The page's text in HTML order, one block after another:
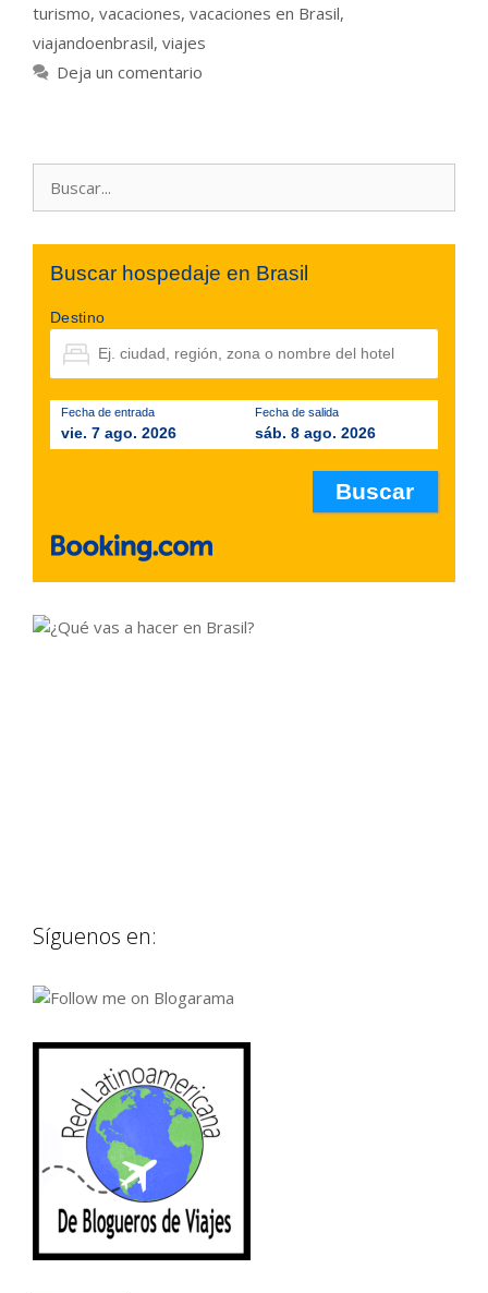
turismo, vacaciones, vacaciones en Brasil,
viajandoenbrasil, viajes
Deja un comentario
Buscar hospedaje en Brasil
Destino
Fecha de entrada
vie. 7 ago. 2026
Fecha de salida
sáb. 8 ago. 2026
Síguenos en: